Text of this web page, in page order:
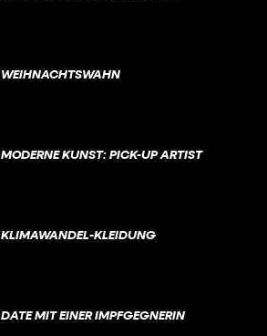
WEIHNACHTSWAHN
MODERNE KUNST: PICK-UP ARTIST
KLIMAWANDEL-KLEIDUNG
DATE MIT EINER IMPFGEGNERIN